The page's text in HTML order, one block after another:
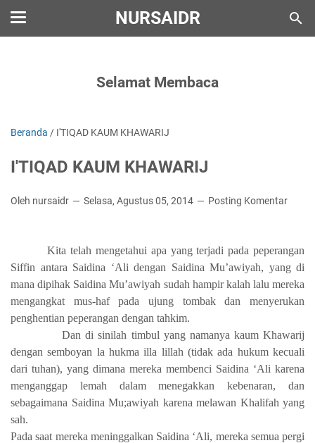
NURSAIDR
Selamat Membaca
Beranda / I'TIQAD KAUM KHAWARIJ
I'TIQAD KAUM KHAWARIJ
Oleh nursaidr Selasa, Agustus 05, 2014 Posting Komentar
Kita telah mengetahui apa yang terjadi pada peperangan
Siffin antara Saidina ‘Ali dengan Saidina Mu’awiyah, yang di
mana dipihak Saidina Mu’awiyah sudah hampir kalah lalu mereka
mengangkat mus-haf pada ujung tombak dan menyerukan
penghentian peperangan dengan tahkim.
Dan di sinilah timbul yang namanya kaum Khawarij
dengan semboyan la hukma illa lillah (tidak ada hukum kecuali
dari tuhan), yang dimana mereka membenci Saidina ‘Ali karena
menganggap lemah dalam menegakkan kebenaran, dan
sebagaimana Saidina Mu;awiyah karena melawan Khalifah yang
sah.
Pada saat mereka meninggalkan Saidina ‘Ali, mereka semua pergi